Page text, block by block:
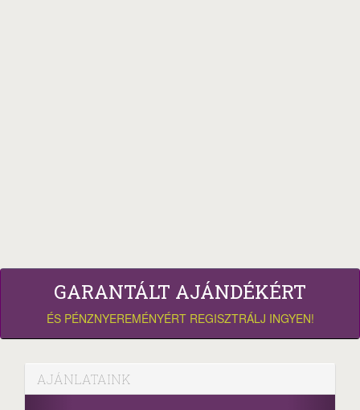
GARANTÁLT AJÁNDÉKÉRT
ÉS PÉNZNYEREMÉNYÉRT REGISZTRÁLJ INGYEN!
AJÁNLATAINK